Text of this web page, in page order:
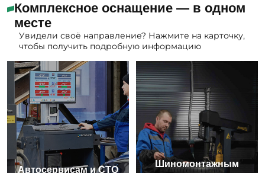
Комплексное оснащение — в одном
месте
Увидели своё направление? Нажмите на карточку,
чтобы получить подробную информацию
Автосервисам и СТО
Шиномонтажным